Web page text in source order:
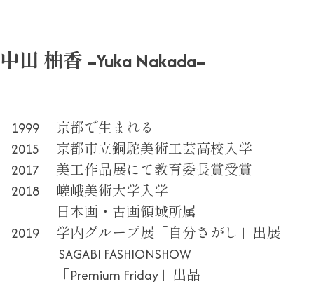
中田 柚香 –Yuka Nakada–
1999 京都で生まれる
2015 京都市立銅駝美術工芸高校入学
2017 美工作品展にて教育委長賞受賞
2018 嵯峨美術大学入学
日本画・古画領域所属
2019 学内グループ展「自分さがし」出展
SAGABI FASHIONSHOW
「Premium Friday」出品